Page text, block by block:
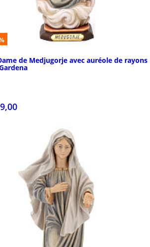
de Medjugorje avec auréole de rayons